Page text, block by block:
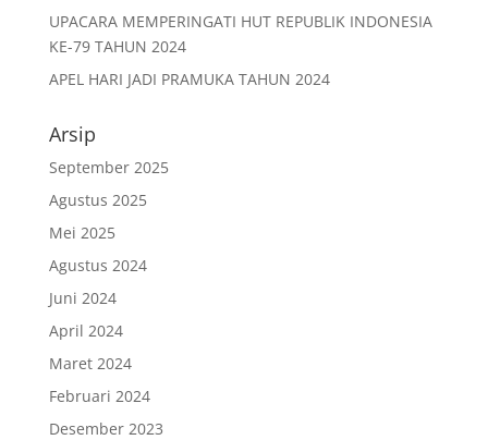
UPACARA MEMPERINGATI HUT REPUBLIK INDONESIA
KE-79 TAHUN 2024
APEL HARI JADI PRAMUKA TAHUN 2024
Arsip
September 2025
Agustus 2025
Mei 2025
Agustus 2024
Juni 2024
April 2024
Maret 2024
Februari 2024
Desember 2023